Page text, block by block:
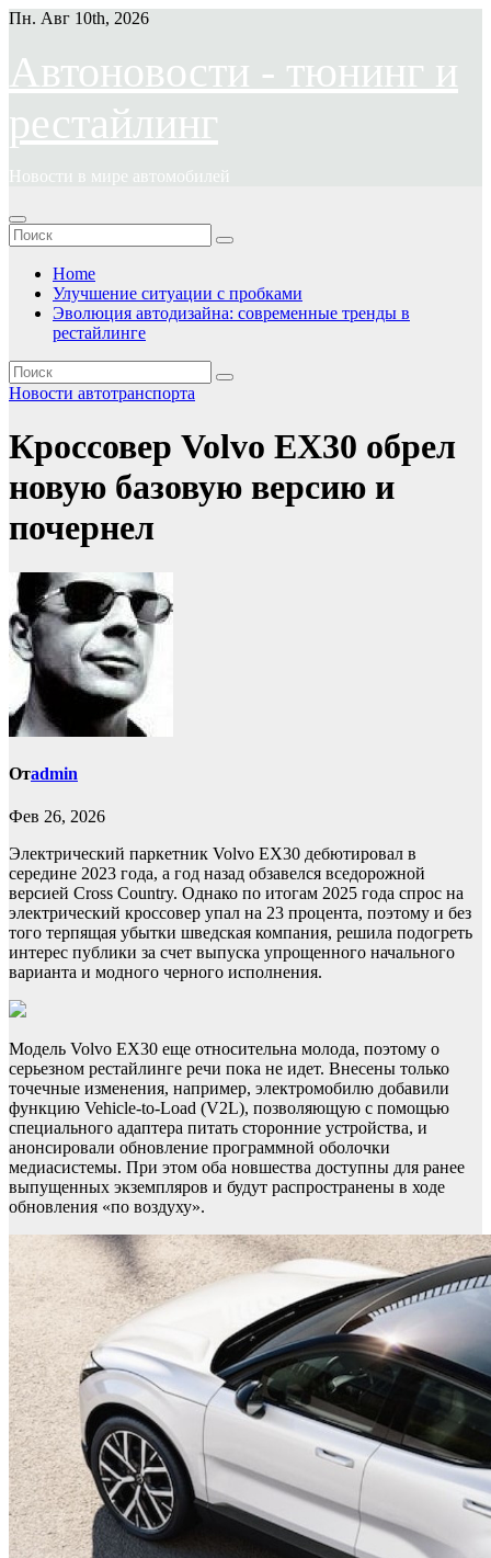
Перейти
содержимому
Пн. Авг 10th, 2026
Автоновости - тюнинг и
рестайлинг
Новости в мире автомобилей
Home
Улучшение ситуации с пробками
Эволюция автодизайна: современные тренды в
рестайлинге
Новости автотранспорта
Кроссовер Volvo EX30 обрел
новую базовую версию и
почернел
Отadmin
Фев 26, 2026
Электрический паркетник Volvo EX30 дебютировал в
середине 2023 года, а год назад обзавелся вседорожной
версией Cross Country. Однако по итогам 2025 года спрос на
электрический кроссовер упал на 23 процента, поэтому и без
того терпящая убытки шведская компания, решила подогреть
интерес публики за счет выпуска упрощенного начального
варианта и модного черного исполнения.
Модель Volvo EX30 еще относительна молода, поэтому о
серьезном рестайлинге речи пока не идет. Внесены только
точечные изменения, например, электромобилю добавили
функцию Vehicle-to-Load (V2L), позволяющую с помощью
специального адаптера питать сторонние устройства, и
анонсировали обновление программной оболочки
медиасистемы. При этом оба новшества доступны для ранее
выпущенных экземпляров и будут распространены в ходе
обновления «по воздуху».